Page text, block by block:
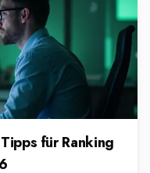
für Ranking